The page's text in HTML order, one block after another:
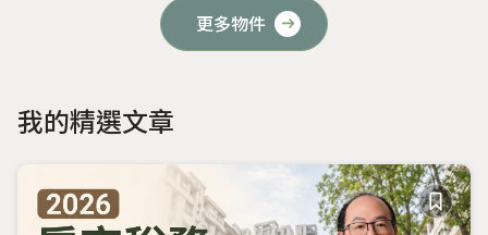
更多物件
我的精選文章